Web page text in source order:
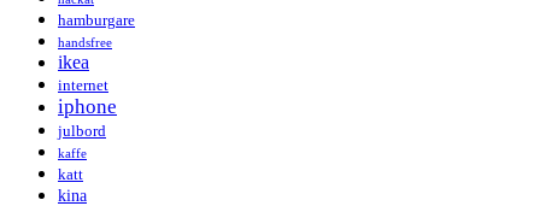
hamburgare
handsfree
ikea
internet
iphone
julbord
kaffe
katt
kina